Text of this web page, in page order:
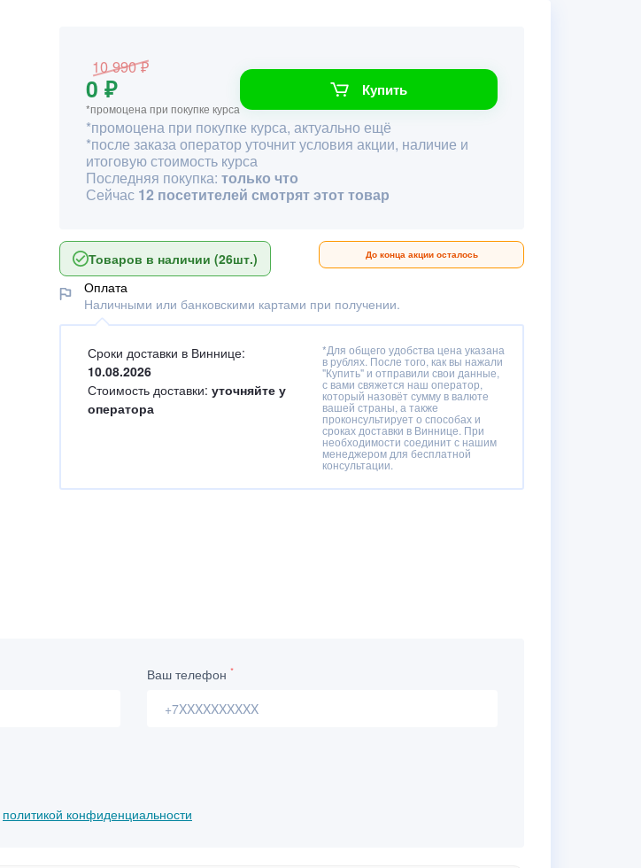
10 990 ₽
0 ₽
*промоцена при покупке курса
Купить
*промоцена при покупке курса, актуально ещё
*после заказа оператор уточнит условия акции, наличие и
итоговую стоимость курса
Последняя покупка: только что
Сейчас 12 посетителей смотрят этот товар
Товаров в наличии (26шт.) До конца акции осталось
Оплата
Наличными или банковскими картами при получении.
Сроки доставки в Виннице:
10.08.2026
Стоимость доставки: уточняйте у
оператора
*Для общего удобства цена указана
в рублях. После того, как вы нажали
"Купить" и отправили свои данные,
с вами свяжется наш оператор,
который назовёт сумму в валюте
вашей страны, а также
проконсультирует о способах и
сроках доставки в Виннице. При
необходимости соединит с нашим
менеджером для бесплатной
консультации.
Ваш телефон *
политикой конфиденциальности